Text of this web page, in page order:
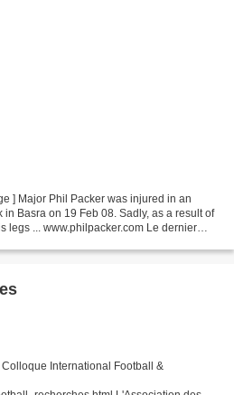
] Major Phil Packer was injured in an
Basra on 19 Feb 08. Sadly, as a result of
legs ... www.philpacker.com Le dernier
Colloque International Football &